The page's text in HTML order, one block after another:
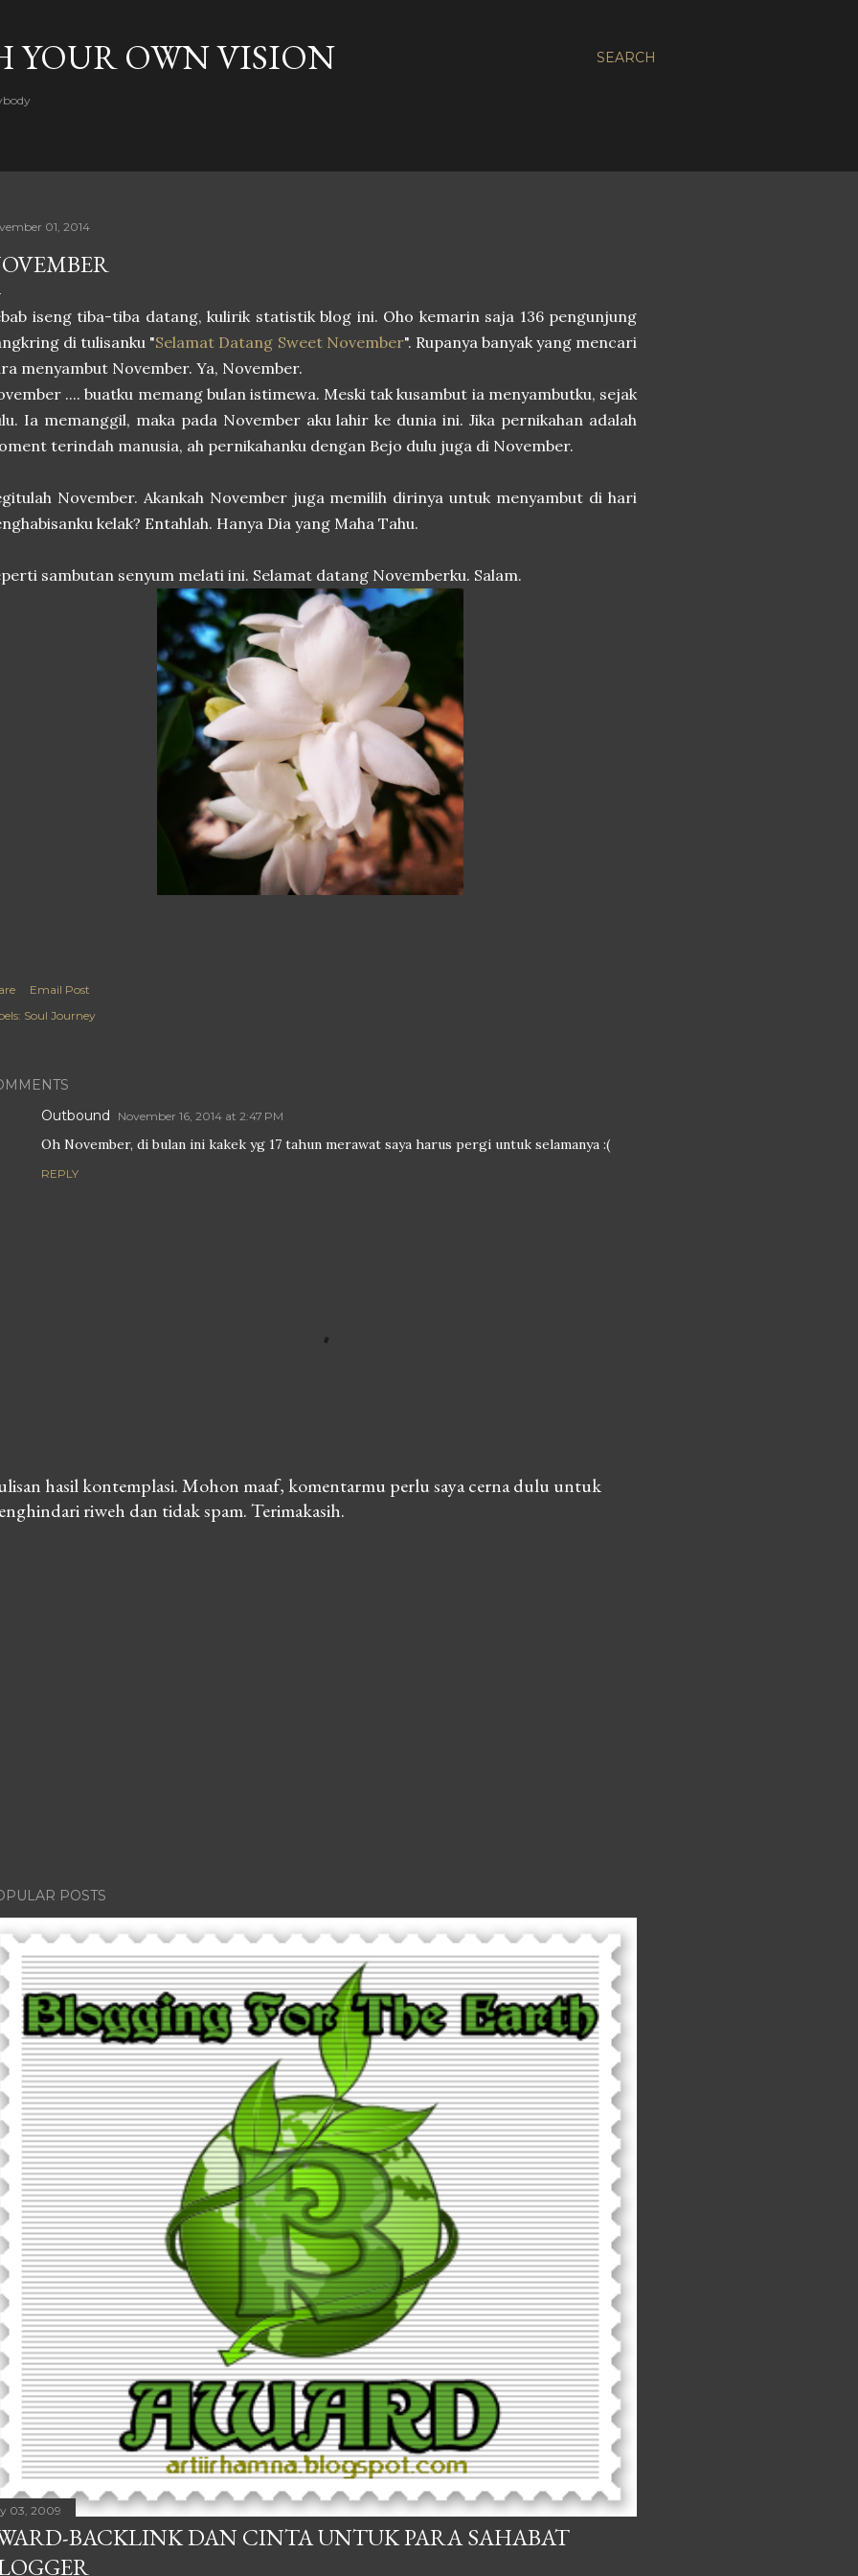
SEARCH
YOUR OWN VISION
01, 2014
iseng tiba-tiba datang, kulirik statistik blog ini. Oho kemarin saja 136 pengunjung
di tulisanku "Selamat Datang Sweet November". Rupanya banyak yang mencari
menyambut November. Ya, November.
.... buatku memang bulan istimewa. Meski tak kusambut ia menyambutku, sejak
Ia memanggil, maka pada November aku lahir ke dunia ini. Jika pernikahan adalah
terindah manusia, ah pernikahanku dengan Bejo dulu juga di November.
November. Akankah November juga memilih dirinya untuk menyambut di hari
kelak? Entahlah. Hanya Dia yang Maha Tahu.
sambutan senyum melati ini. Selamat datang Novemberku. Salam.
Email Post
Soul Journey
Outbound
November 16, 2014 at 2:47 PM
Oh November, di bulan ini kakek yg 17 tahun merawat saya harus pergi untuk selamanya :(
REPLY
hasil kontemplasi. Mohon maaf, komentarmu perlu saya cerna dulu untuk
riweh dan tidak spam. Terimakasih.
POSTS
03, 2009
BACKLINK DAN CINTA UNTUK PARA SAHABAT